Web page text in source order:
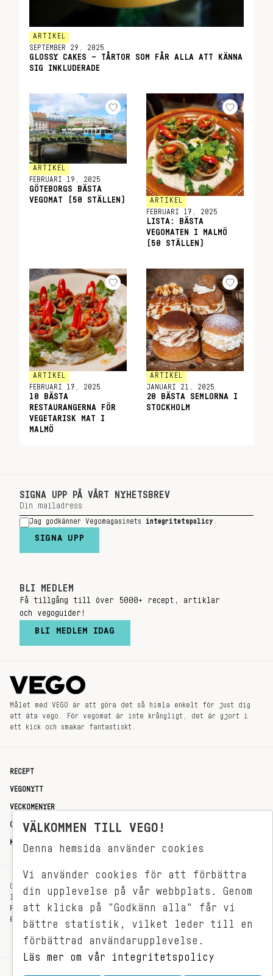
ARTIKEL
SEPTEMBER 29, 2025
GLOSSY CAKES – TÅRTOR SOM FÅR ALLA ATT KÄNNA
SIG INKLUDERADE
ARTIKEL
FEBRUARI 19, 2025
GÖTEBORGS BÄSTA
VEGOMAT (50 STÄLLEN)
ARTIKEL
FEBRUARI 17, 2025
LISTA: BÄSTA
VEGOMATEN I MALMÖ
(50 STÄLLEN)
ARTIKEL
FEBRUARI 17, 2025
10 BÄSTA
RESTAURANGERNA FÖR
VEGETARISK MAT I
MALMÖ
ARTIKEL
JANUARI 21, 2025
20 BÄSTA SEMLORNA I
STOCKHOLM
SIGNA UPP PÅ VÅRT NYHETSBREV
Jag godkänner Vegomagasinets integritetspolicy
SIGNA UPP
BLI MEDLEM
Få tillgång till över 5000+ recept, artiklar
och vegoguider!
BLI MEDLEM IDAG
Målet med VEGO är att göra det så himla enkelt för just dig
att äta vego. För vegomat är inte krångligt, det är gjort i
ett kick och smakar fantastiskt.
RECEPT
VEGONYTT
VECKOMENYER
OM OSS
KONTAKT
OXENSTIERNSGATAN 33
114 27 STOCKHOLM
REDAKTIONEN@VEGOMAGASINET.SE
08-799 62 01
VÄLKOMMEN TILL VEGO!
Denna hemsida använder cookies
Vi använder cookies för att förbättra
din upplevelse på vår webbplats. Genom
att klicka på "Godkänn alla" får vi
bättre statistik, vilket leder till en
förbättrad användarupplevelse.
Läs mer om vår integritetspolicy